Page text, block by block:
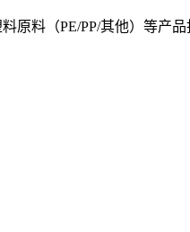
原料（PE/PP/其他）等产